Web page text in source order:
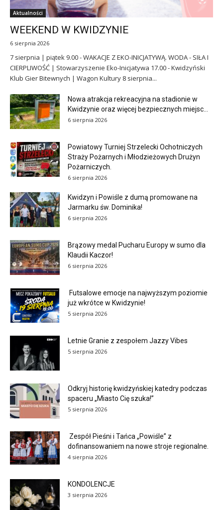
Aktualności
WEEKEND W KWIDZYNIE
6 sierpnia 2026
7 sierpnia | piątek 9.00 - WAKACJE Z EKO-INICJATYWĄ. WODA - SIŁA I
CIERPLIWOŚĆ | Stowarzyszenie Eko-Inicjatywa 17.00 - Kwidzyński
Klub Gier Bitewnych | Wagon Kultury 8 sierpnia...
Nowa atrakcja rekreacyjna na stadionie w
Kwidzynie oraz więcej bezpiecznych miejsc...
6 sierpnia 2026
Powiatowy Turniej Strzelecki Ochotniczych
Straży Pożarnych i Młodzieżowych Drużyn
Pożarniczych.
6 sierpnia 2026
Kwidzyn i Powiśle z dumą promowane na
Jarmarku św. Dominika!
6 sierpnia 2026
Brązowy medal Pucharu Europy w sumo dla
Klaudii Kaczor!
6 sierpnia 2026
Futsalowe emocje na najwyższym poziomie
już wkrótce w Kwidzynie!
5 sierpnia 2026
Letnie Granie z zespołem Jazzy Vibes
5 sierpnia 2026
Odkryj historię kwidzyńskiej katedry podczas
spaceru „Miasto Cię szuka!”
5 sierpnia 2026
Zespół Pieśni i Tańca „Powiśle” z
dofinansowaniem na nowe stroje regionalne.
4 sierpnia 2026
KONDOLENCJE
3 sierpnia 2026